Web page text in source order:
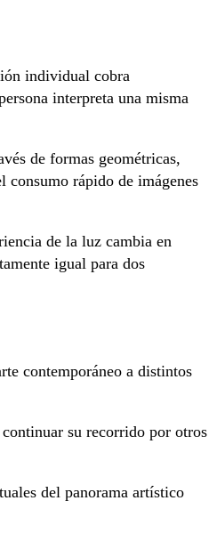
individual cobra
interpreta una misma
de formas geométricas,
consumo rápido de imágenes
de la luz cambia en
igual para dos
contemporáneo a distintos
su recorrido por otros
del panorama artístico